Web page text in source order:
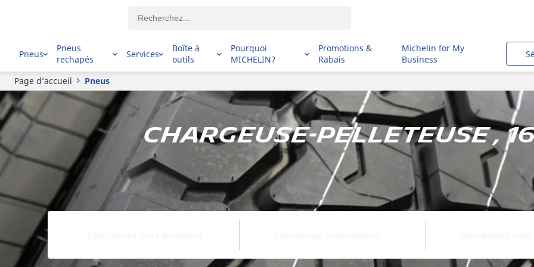
Pneus
Pneus
rechapés
Services
Boîte à
outils
Pourquoi
MICHELIN?
Promotions &
Rabais
Michelin for My
Business
Page d’accueil Pneus
Chargeuse-pelleteuse ,